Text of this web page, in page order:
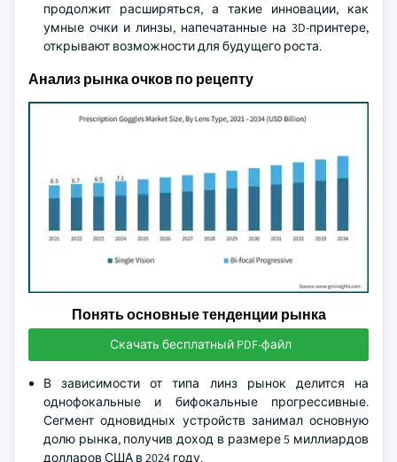
продолжит расширяться, а такие инновации, как
умные очки и линзы, напечатанные на 3D-принтере,
открывают возможности для будущего роста.
Анализ рынка очков по рецепту
Понять основные тенденции рынка
Скачать бесплатный PDF-файл
В зависимости от типа линз рынок делится на
однофокальные и бифокальные прогрессивные.
Сегмент одновидных устройств занимал основную
долю рынка, получив доход в размере 5 миллиардов
долларов США в 2024 году.